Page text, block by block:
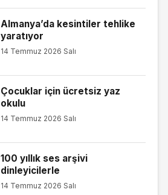
Almanya’da kesintiler tehlike
yaratıyor
14 Temmuz 2026 Salı
Çocuklar için ücretsiz yaz
okulu
14 Temmuz 2026 Salı
100 yıllık ses arşivi
dinleyicilerle
14 Temmuz 2026 Salı